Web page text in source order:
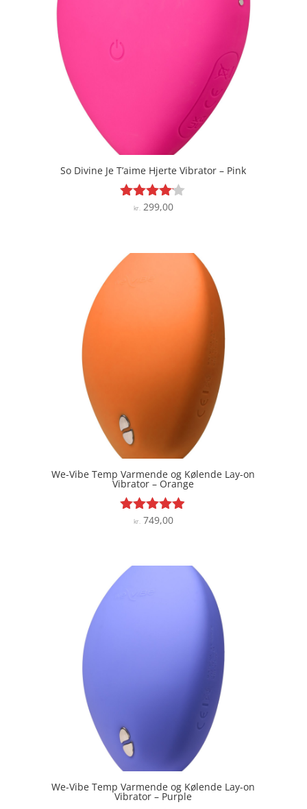
So Divine Je T’aime Hjerte Vibrator – Pink
Vurderet
kr.299,00
We-Vibe Temp Varmende og Kølende Lay-on
Vibrator – Orange
Vurderet
kr.749,00
We-Vibe Temp Varmende og Kølende Lay-on
Vibrator – Purple